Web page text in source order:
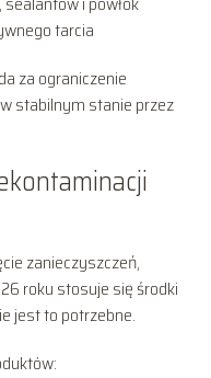
tarcia
za ograniczenie
stabilnym stanie przez
zanieczyszczeń,
roku stosuje się środki
jest to potrzebne.